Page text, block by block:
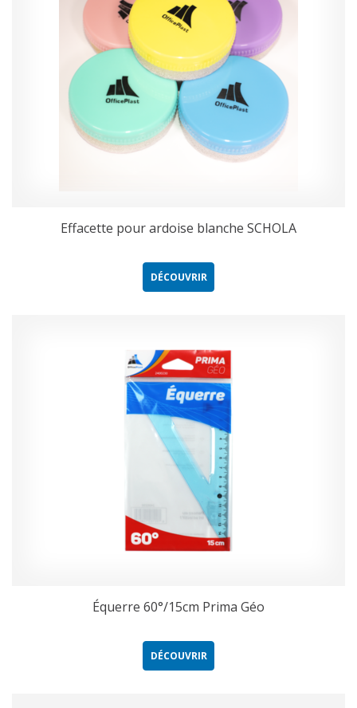
Effacette pour ardoise blanche SCHOLA
DÉCOUVRIR
Équerre 60°/15cm Prima Géo
DÉCOUVRIR